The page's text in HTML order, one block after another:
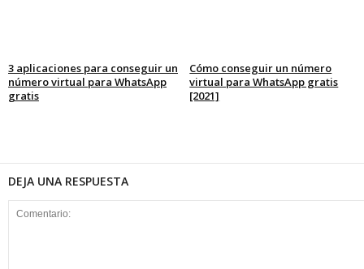
3 aplicaciones para conseguir un
número virtual para WhatsApp
gratis
Cómo conseguir un número
virtual para WhatsApp gratis
[2021]
DEJA UNA RESPUESTA